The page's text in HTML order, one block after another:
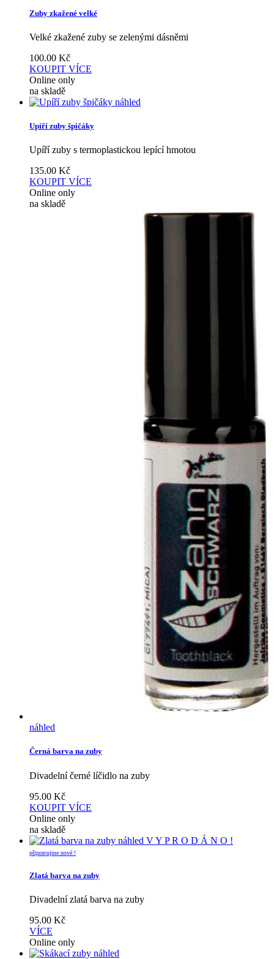
Zuby zkažené velké
Velké zkažené zuby se zelenými dásněmi
100.00 Kč
KOUPIT VÍCE
Online only
na skladě
náhled
Upíří zuby špičáky
Upíří zuby s termoplastickou lepící hmotou
135.00 Kč
KOUPIT VÍCE
Online only
na skladě
náhled
Černá barva na zuby
Divadelní černé líčidlo na zuby
95.00 Kč
KOUPIT VÍCE
Online only
na skladě
náhled V Y P R O D Á N O !
připravujme nové !
Zlatá barva na zuby
Divadelní zlatá barva na zuby
95.00 Kč
VÍCE
Online only
náhled